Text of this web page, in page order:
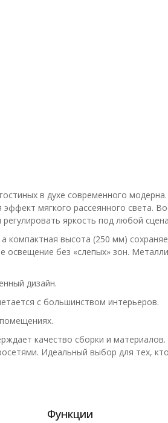
в духе современного
мягкого рассеянного света.
яркость под любой
высота (250 мм)
без «слепых» зон.
дизайн.
с большинством интерьеров.
качество сборки и
Идеальный выбор для тех,
Функции